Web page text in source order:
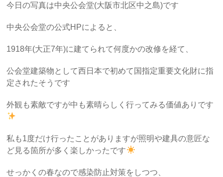
今日の写真は中央公会堂(大阪市北区中之島)です
中央公会堂の公式HPによると、
1918年(大正7年)に建てられて何度かの改修を経て、
公会堂建築物として西日本で初めて国指定重要文化財に指
定されたそうです
外観も素敵ですが中も素晴らしく行ってみる価値ありです
私も1度だけ行ったことがありますが照明や建具の意匠な
ど見る箇所が多く楽しかったです
せっかくの春なので感染防止対策をしつつ、